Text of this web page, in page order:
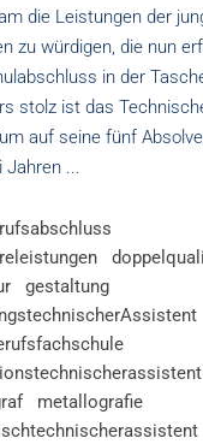
die Leistungen der
zu würdigen, die nun
in der
stolz ist das
auf seine fünf
Jahren
gestaltung
metallografie